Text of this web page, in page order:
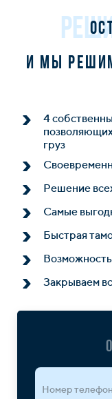
и мы
4
груз
Решение
Самые
Быстрая
Закрываем
Номер